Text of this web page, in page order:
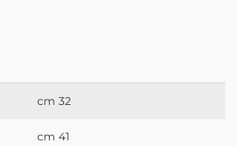
cm 32
cm 41